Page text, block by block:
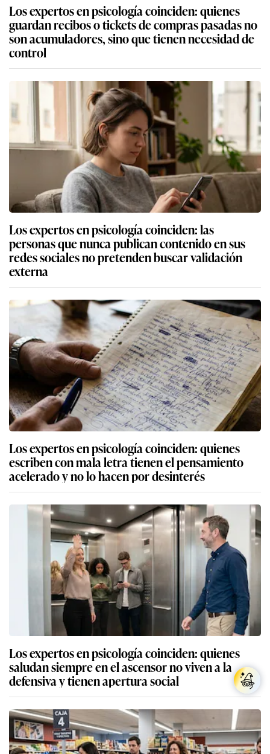
Los expertos en psicología coinciden: quienes
guardan recibos o tickets de compras pasadas no
son acumuladores, sino que tienen necesidad de
control
Los expertos en psicología coinciden: las
personas que nunca publican contenido en sus
redes sociales no pretenden buscar validación
externa
Los expertos en psicología coinciden: quienes
escriben con mala letra tienen el pensamiento
acelerado y no lo hacen por desinterés
Los expertos en psicología coinciden: quienes
saludan siempre en el ascensor no viven a la
defensiva y tienen apertura social